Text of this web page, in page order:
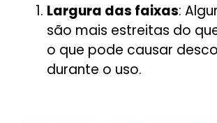
Largura das faixas:
são mais estreitas do
o que pode causar
durante o uso.